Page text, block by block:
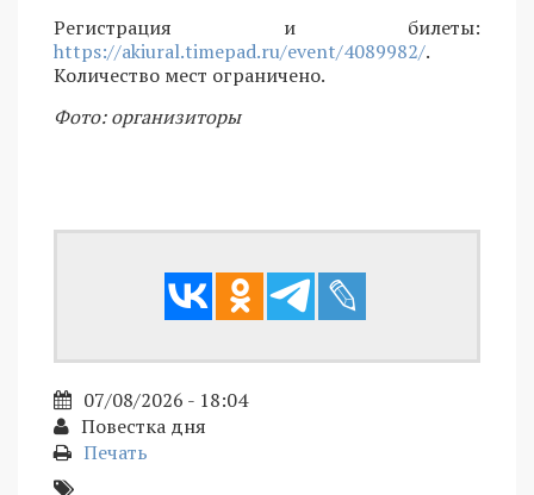
Регистрация и билеты:
https://akiural.timepad.ru/event/4089982/.
Количество мест ограничено.
Фото: организиторы
07/08/2026 - 18:04
Повестка дня
Печать